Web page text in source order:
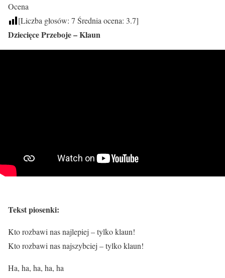
Ocena
[Liczba głosów: 7 Średnia ocena: 3.7]
Dziecięce Przeboje – Klaun
Tekst piosenki:
Kto rozbawi nas najlepiej – tylko klaun!
Kto rozbawi nas najszybciej – tylko klaun!
Ha, ha, ha, ha, ha